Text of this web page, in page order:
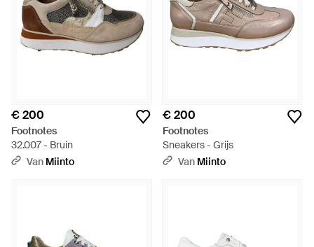
€ 200
Footnotes
32.007 - Bruin
Van Miinto
€ 200
Footnotes
Sneakers - Grijs
Van Miinto